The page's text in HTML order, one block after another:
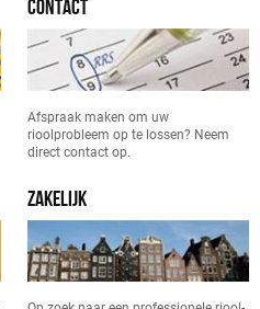
CONTACT
Afspraak maken om uw
rioolprobleem op te lossen? Neem
direct contact op.
ZAKELIJK